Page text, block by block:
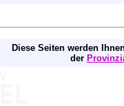
Diese Seiten werden
der